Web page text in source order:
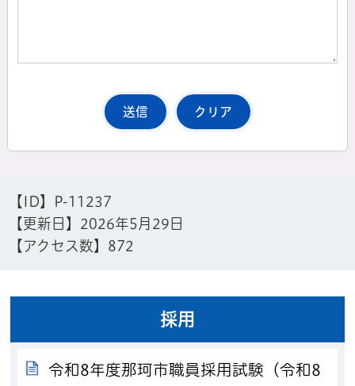
【ID】
P-11237
【更新日】 2026年5月29日
【アクセス数】 872
採用
令和8年度那珂市職員採用試験（令和8